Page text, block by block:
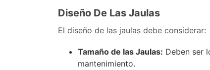
Diseño De Las Jaulas
El diseño de las jaulas debe considerar:
Tamaño de las Jaulas: Deben ser
mantenimiento.